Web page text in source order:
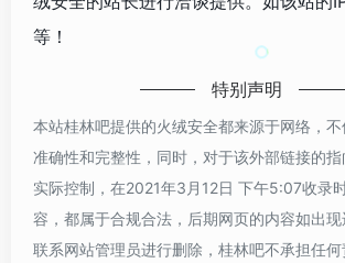
等！
特别声明
本站桂林吧提供的火绒安全都来源于网络，
准确性和完整性，同时，对于该外部链接的
实际控制，在2021年3月12日 下午5:07收录
容，都属于合规合法，后期网页的内容如出
联系网站管理员进行删除，桂林吧不承担任何